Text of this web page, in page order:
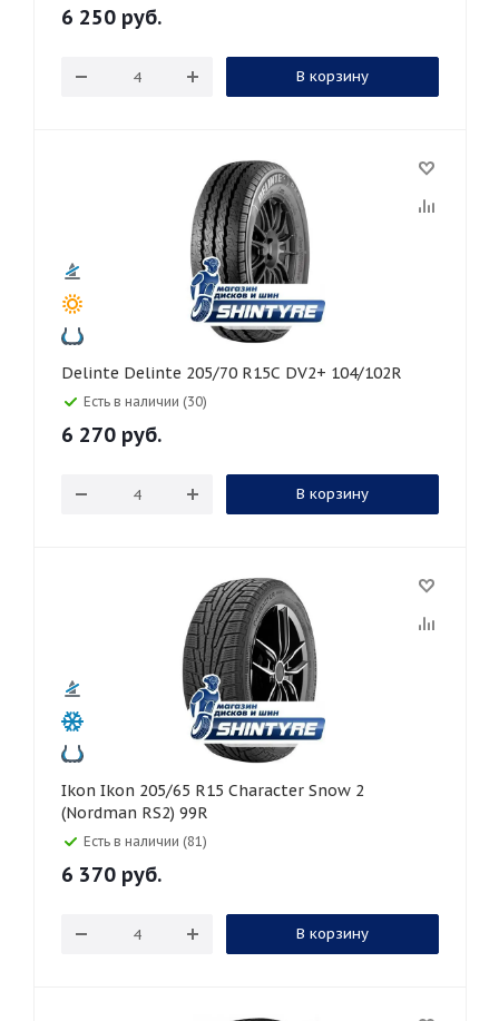
6 250 руб.
В корзину
Delinte Delinte 205/70 R15C DV2+ 104/102R
Есть в наличии (30)
6 270 руб.
В корзину
Ikon Ikon 205/65 R15 Character Snow 2
(Nordman RS2) 99R
Есть в наличии (81)
6 370 руб.
В корзину